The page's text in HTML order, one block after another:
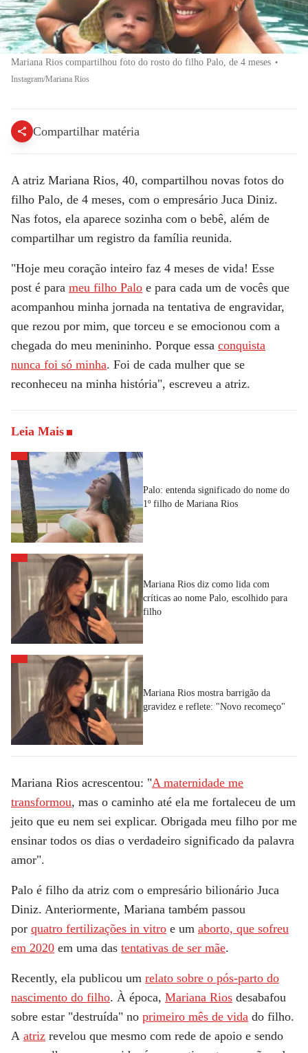
Mariana Rios compartilhou foto do rosto do filho Palo, de 4 meses •
Instagram/Mariana Rios
Compartilhar matéria
A atriz Mariana Rios, 40, compartilhou novas fotos do
filho Palo, de 4 meses, com o empresário Juca Diniz.
Nas fotos, ela aparece sozinha com o bebê, além de
compartilhar um registro da família reunida.
"Hoje meu coração inteiro faz 4 meses de vida! Esse
post é para meu filho Palo e para cada um de vocês que
acompanhou minha jornada na tentativa de engravidar,
que rezou por mim, que torceu e se emocionou com a
chegada do meu menininho. Porque essa conquista
nunca foi só minha. Foi de cada mulher que se
reconheceu na minha história", escreveu a atriz.
Leia Mais
Palo: entenda significado do nome do
1º filho de Mariana Rios
Mariana Rios diz como lida com
críticas ao nome Palo, escolhido para
filho
Mariana Rios mostra barrigão da
gravidez e reflete: "Novo recomeço"
Mariana Rios acrescentou: "A maternidade me
transformou, mas o caminho até ela me fortaleceu de um
jeito que eu nem sei explicar. Obrigada meu filho por me
ensinar todos os dias o verdadeiro significado da palavra
amor".
Palo é filho da atriz com o empresário bilionário Juca
Diniz. Anteriormente, Mariana também passou
por quatro fertilizações in vitro e um aborto, que sofreu
em 2020 em uma das tentativas de ser mãe.
Recently, ela publicou um relato sobre o pós-parto do
nascimento do filho. À época, Mariana Rios desabafou
sobre estar "destruída" no primeiro mês de vida do filho.
A atriz revelou que mesmo com rede de apoio e sendo